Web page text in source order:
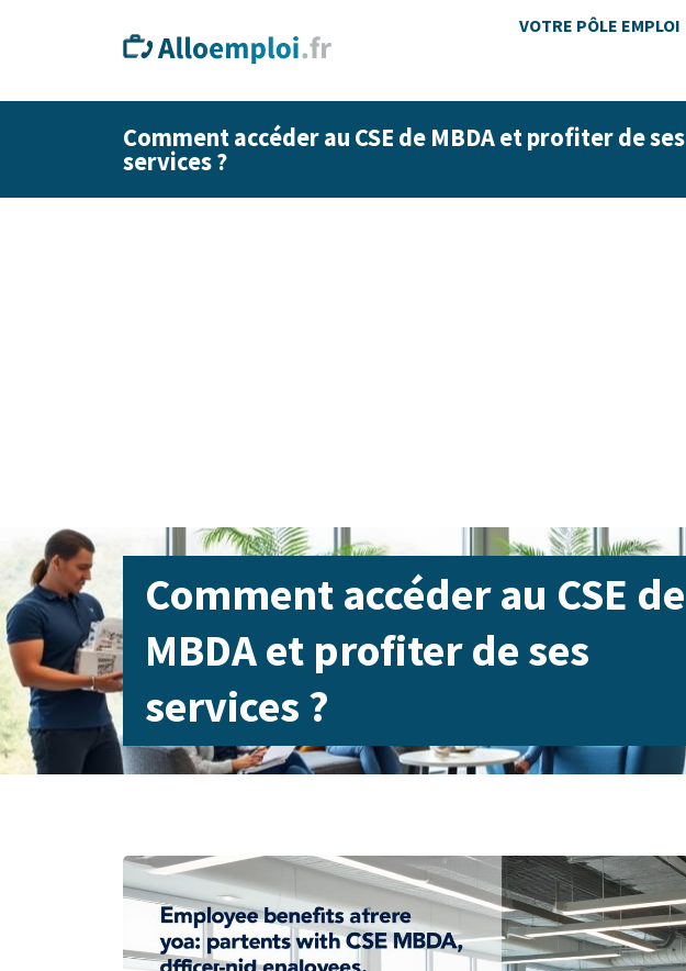
VOTRE PÔLE EMPLOI
Comment accéder au CSE de MBDA et profiter de ses
services ?
Comment accéder au CSE de
MBDA et profiter de ses
services ?